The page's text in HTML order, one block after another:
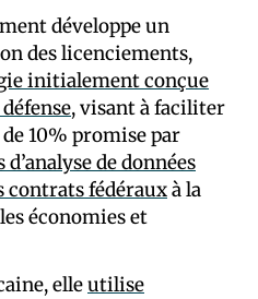
développe un
des licenciements,
initialement conçue
, visant à faciliter
10% promise par
de données
contrats fédérauxà la
économies et
elleutilise